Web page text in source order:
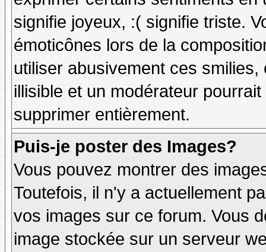
signifie joyeux, :( signifie triste.
émoticônes lors de la
utiliser abusivement ces
illisible et un modérateur
supprimer entièrement.
Puis-je poster des Images?
Vous pouvez montrer des
Toutefois, il n'y a actuellement
vos images sur ce forum. Vous
image stockée sur un serveur